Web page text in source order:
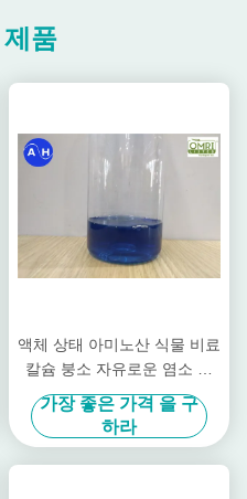
품
액체 상태 아미노산 식물 비료
칼슘 붕소 자유로운 염소 및
질산
가장 좋은 가격 을 구
하라